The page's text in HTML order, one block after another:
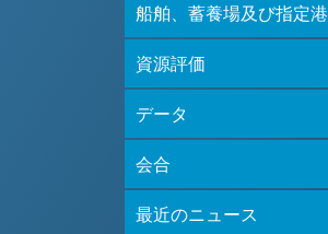
船舶、蓄養場及び指定港
資源評価
データ
会合
最近のニュース